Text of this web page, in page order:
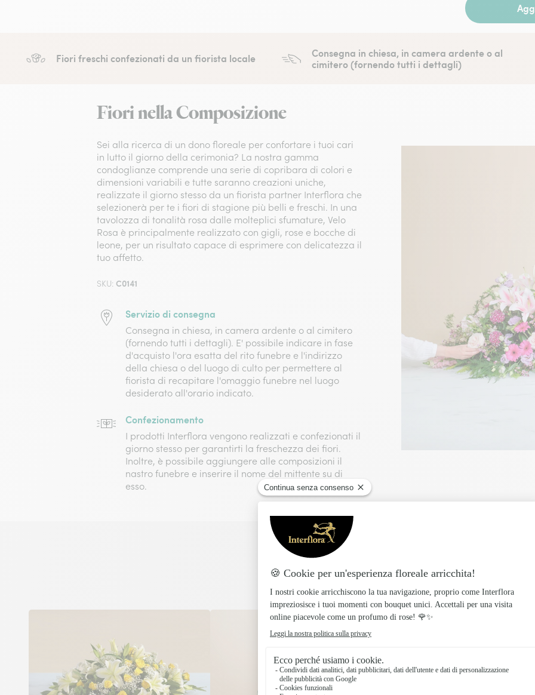
Fiori freschi confezionati da un fiorista locale
Consegna in chiesa, in camera ardente o al
cimitero (fornendo tutti i dettagli)
Fiori nella Composizione
Sei alla ricerca di un dono floreale per confortare i tuoi cari
in lutto il giorno della cerimonia? La nostra gamma
condoglianze comprende una serie di copribara di colori e
dimensioni variabili e tutte saranno creazioni uniche,
realizzate il giorno stesso da un fiorista partner Interflora che
selezionerà per te i fiori di stagione più belli e freschi. In una
tavolozza di tonalità rosa dalle molteplici sfumature, Velo
Rosa è principalmente realizzato con gigli, rose e bocche di
leone, per un risultato capace di esprimere con delicatezza il
tuo affetto.
SKU: C0141
Servizio di consegna
Consegna in chiesa, in camera ardente o al cimitero
(fornendo tutti i dettagli). E' possibile indicare in fase
d'acquisto l'ora esatta del rito funebre e l'indirizzo
della chiesa o del luogo di culto per permettere al
fiorista di recapitare l'omaggio funebre nel luogo
desiderato all'orario indicato.
Confezionamento
I prodotti Interflora vengono realizzati e confezionati il
giorno stesso per garantirti la freschezza dei fiori.
Inoltre, è possibile aggiungere alle composizioni il
nastro funebre e inserire il nome del mittente su di
esso.
Ti potrebbe interessare
Altre idee regalo per una persona speciale